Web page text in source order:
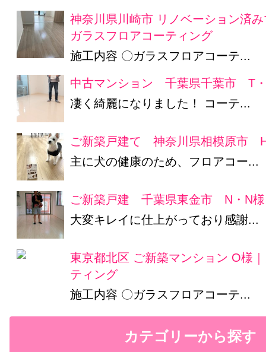
神奈川県川崎市 リノベーション済
ガラスフロアコーティング
施工内容 〇ガラスフロアコーテ...
中古マンション 千葉県千葉市 T
凄く綺麗になりました！ コーテ...
ご新築戸建て 神奈川県相模原市
主に犬の健康のため、フロアコー...
ご新築戸建 千葉県東金市 N・N様
大変キレイに仕上がっており感謝...
東京都北区 ご新築マンション O様
ティング
施工内容 〇ガラスフロアコーテ...
カテゴリーから探す